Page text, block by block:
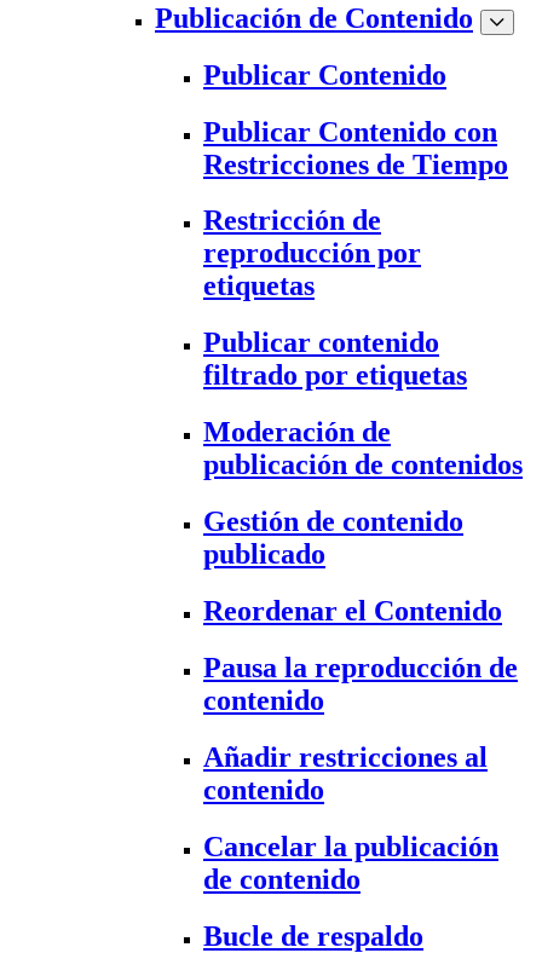
Publicación de Contenido
Publicar Contenido
Publicar Contenido con
Restricciones de Tiempo
Restricción de
reproducción por
etiquetas
Publicar contenido
filtrado por etiquetas
Moderación de
publicación de contenidos
Gestión de contenido
publicado
Reordenar el Contenido
Pausa la reproducción de
contenido
Añadir restricciones al
contenido
Cancelar la publicación
de contenido
Bucle de respaldo